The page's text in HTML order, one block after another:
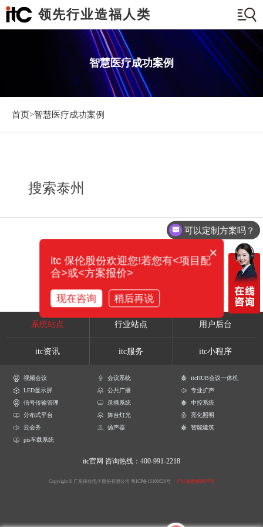
领先行业造福人类
智慧医疗成功案例
首页>智慧医疗成功案例
搜索泰州
系统站点 行业站点 用户后台
itc资讯 itc服务 itc小程序
视频会议 会议系统
itcHUB会议一体机
LED显示屏
公共广播
专业扩声
信号传输管理
录播系统
中控系统
分布式平台
舞台灯光
亮化照明
云会务
扬声器
智能建筑
pis车载系统
itc官网 咨询热线：400-991-2218
Copyright © 广东保伦电子股份有限公司 粤ICP备16106620号 产品参数解释声明
可以定制方案吗？
×
itc 保伦股份欢迎您!若您有<项目配
合>或<方案报价>
现在咨询 稍后再说